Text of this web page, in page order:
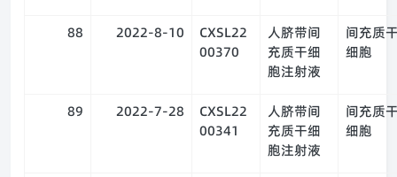
88 2022-8-10
CXSL22
00370
人脐带间
充质干细
胞注射液
间充质
细胞
89 2022-7-28
CXSL22
00341
人脐带间
充质干细
胞注射液
间充质
细胞